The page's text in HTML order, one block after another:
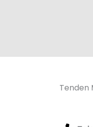
Tenden